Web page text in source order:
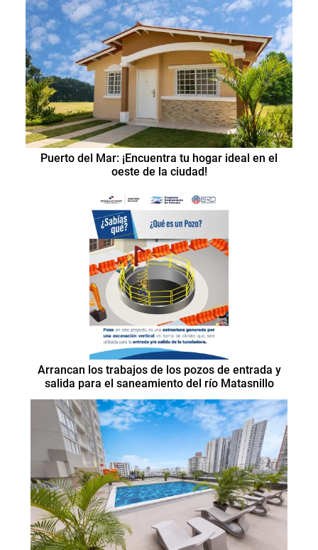
Puerto del Mar: ¡Encuentra tu hogar ideal en el
oeste de la ciudad!
Arrancan los trabajos de los pozos de entrada y
salida para el saneamiento del río Matasnillo